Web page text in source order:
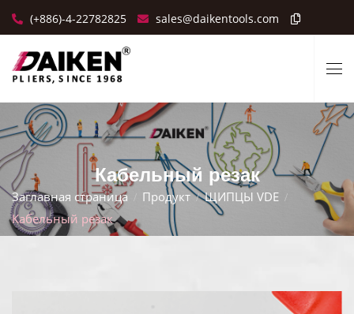
(+886)-4-22782825 sales@daikentools.com
Кабельный резак
Заглавная страница Продукт
ЩИПЦЫ VDE
Кабельный резак